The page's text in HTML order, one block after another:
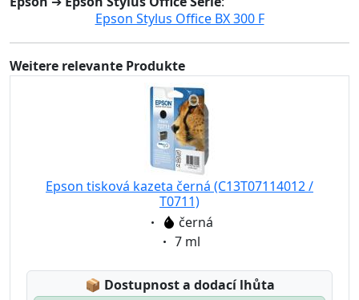
Epson Stylus Office BX 300 F
Weitere relevante Produkte
Epson tisková kazeta černá (C13T07114012 /
T0711)
Eigenschaft:
černá
Eigenschaft:
7 ml
📦 Lagerstatus:
Dostupnost a dodací lhůta